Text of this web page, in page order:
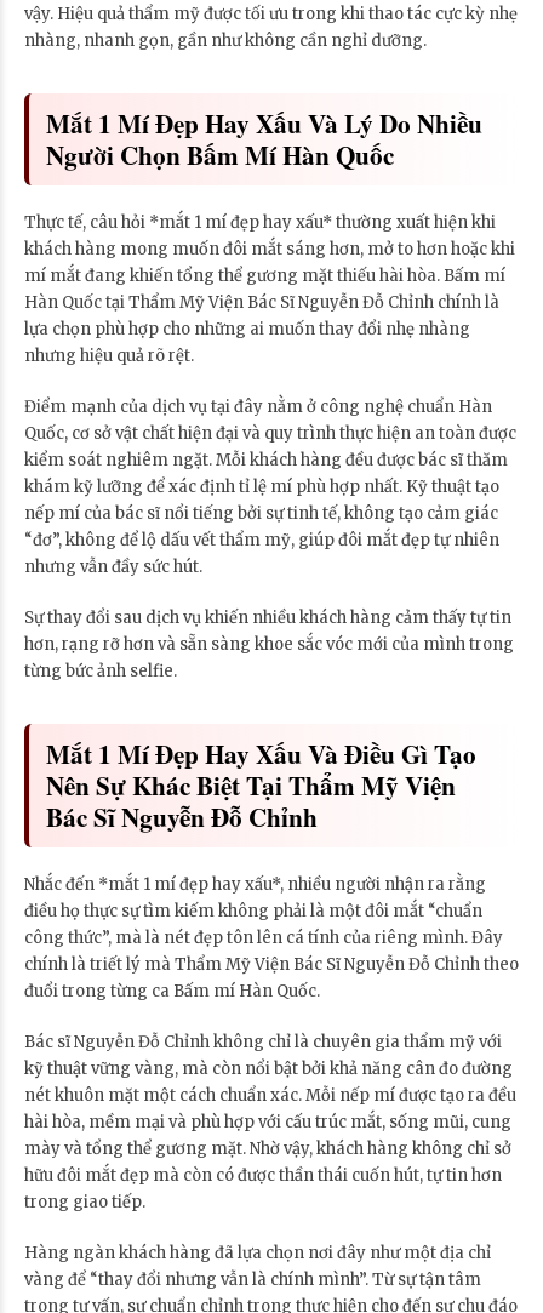
vậy. Hiệu quả thẩm mỹ được tối ưu trong khi thao tác cực kỳ nhẹ
nhàng, nhanh gọn, gần như không cần nghỉ dưỡng.
Mắt 1 Mí Đẹp Hay Xấu Và Lý Do Nhiều
Người Chọn Bấm Mí Hàn Quốc
Thực tế, câu hỏi *mắt 1 mí đẹp hay xấu* thường xuất hiện khi
khách hàng mong muốn đôi mắt sáng hơn, mở to hơn hoặc khi
mí mắt đang khiến tổng thể gương mặt thiếu hài hòa. Bấm mí
Hàn Quốc tại Thẩm Mỹ Viện Bác Sĩ Nguyễn Đỗ Chỉnh chính là
lựa chọn phù hợp cho những ai muốn thay đổi nhẹ nhàng
nhưng hiệu quả rõ rệt.
Điểm mạnh của dịch vụ tại đây nằm ở công nghệ chuẩn Hàn
Quốc, cơ sở vật chất hiện đại và quy trình thực hiện an toàn được
kiểm soát nghiêm ngặt. Mỗi khách hàng đều được bác sĩ thăm
khám kỹ lưỡng để xác định tỉ lệ mí phù hợp nhất. Kỹ thuật tạo
nếp mí của bác sĩ nổi tiếng bởi sự tinh tế, không tạo cảm giác
“đơ”, không để lộ dấu vết thẩm mỹ, giúp đôi mắt đẹp tự nhiên
nhưng vẫn đầy sức hút.
Sự thay đổi sau dịch vụ khiến nhiều khách hàng cảm thấy tự tin
hơn, rạng rỡ hơn và sẵn sàng khoe sắc vóc mới của mình trong
từng bức ảnh selfie.
Mắt 1 Mí Đẹp Hay Xấu Và Điều Gì Tạo
Nên Sự Khác Biệt Tại Thẩm Mỹ Viện
Bác Sĩ Nguyễn Đỗ Chỉnh
Nhắc đến *mắt 1 mí đẹp hay xấu*, nhiều người nhận ra rằng
điều họ thực sự tìm kiếm không phải là một đôi mắt “chuẩn
công thức”, mà là nét đẹp tôn lên cá tính của riêng mình. Đây
chính là triết lý mà Thẩm Mỹ Viện Bác Sĩ Nguyễn Đỗ Chỉnh theo
đuổi trong từng ca Bấm mí Hàn Quốc.
Bác sĩ Nguyễn Đỗ Chỉnh không chỉ là chuyên gia thẩm mỹ với
kỹ thuật vững vàng, mà còn nổi bật bởi khả năng cân đo đường
nét khuôn mặt một cách chuẩn xác. Mỗi nếp mí được tạo ra đều
hài hòa, mềm mại và phù hợp với cấu trúc mắt, sống mũi, cung
mày và tổng thể gương mặt. Nhờ vậy, khách hàng không chỉ sở
hữu đôi mắt đẹp mà còn có được thần thái cuốn hút, tự tin hơn
trong giao tiếp.
Hàng ngàn khách hàng đã lựa chọn nơi đây như một địa chỉ
vàng để “thay đổi nhưng vẫn là chính mình”. Từ sự tận tâm
trong tư vấn, sự chuẩn chỉnh trong thực hiện cho đến sự chu đáo